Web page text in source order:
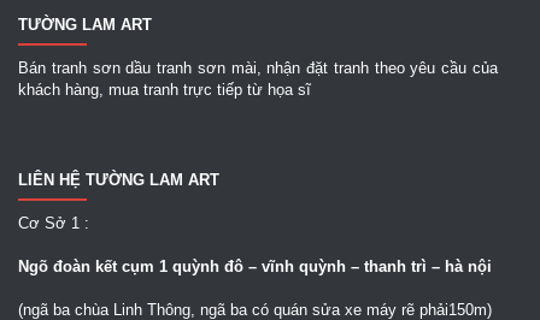
TƯỜNG LAM ART
Bán tranh sơn dầu tranh sơn mài, nhận đặt tranh theo yêu cầu của
khách hàng, mua tranh trực tiếp từ họa sĩ
LIÊN HỆ TƯỜNG LAM ART
Cơ Sở 1 :
Ngõ đoàn kết cụm 1 quỳnh đô – vĩnh quỳnh – thanh trì – hà nội
(ngã ba chùa Linh Thông, ngã ba có quán sửa xe máy rẽ phải150m)